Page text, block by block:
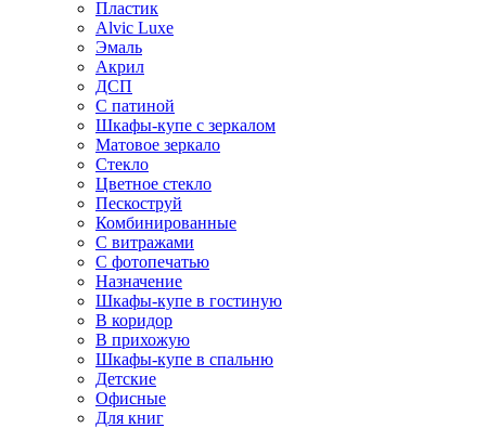
Пластик
Alvic Luxe
Эмаль
Акрил
ДСП
С патиной
Шкафы-купе с зеркалом
Матовое зеркало
Стекло
Цветное стекло
Пескоструй
Комбинированные
С витражами
С фотопечатью
Назначение
Шкафы-купе в гостиную
В коридор
В прихожую
Шкафы-купе в спальню
Детские
Офисные
Для книг